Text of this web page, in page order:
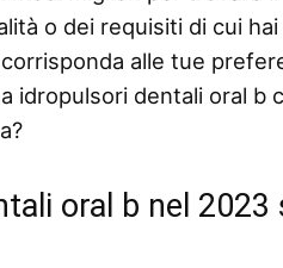
o dei requisiti di cui
alle tue
idropulsori dentali oral b
oral b nel 2023